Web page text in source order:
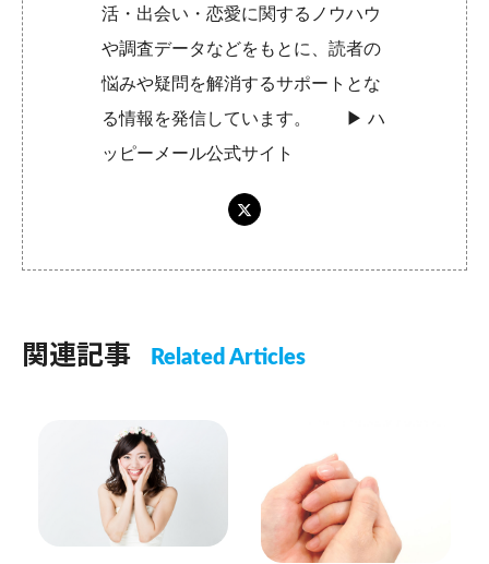
活・出会い・恋愛に関するノウハウ
や調査データなどをもとに、読者の
悩みや疑問を解消するサポートとな
る情報を発信しています。 ▶︎ハ
ッピーメール公式サイト
関連記事 Related Articles